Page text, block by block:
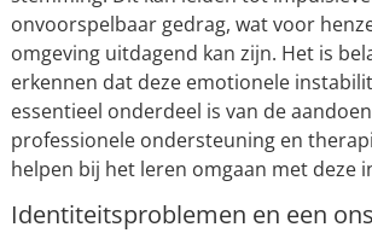
onvoorspelbaar gedrag, wat voor
omgeving uitdagend kan zijn. Het is
erkennen dat deze emotionele
essentieel onderdeel is van de
professionele ondersteuning en
helpen bij het leren omgaan met deze
Identiteitsproblemen en een